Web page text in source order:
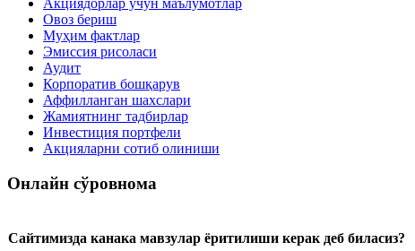
Акциядорлар учун маълумотлар
Овоз бериш
Муҳим фактлар
Эмиссия рисоласи
Аудит
Корпоратив бошқарув
Аффилланган шахслари
Жамиятнинг тадбирлар
Инвестиция портфели
Акцияларни сотиб олиниши
Онлайн сўровнома
Сайтимизда канака мавзулар ёритилиши керак деб биласиз?